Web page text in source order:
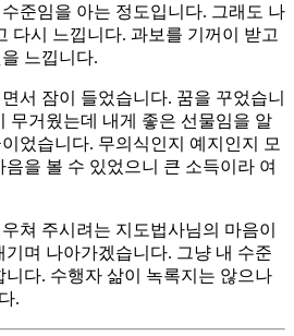
준임을 아는 정도입니다. 그래도 나
다시 느낍니다. 과보를 기꺼이 받고
느낍니다.
서 잠이 들었습니다. 꿈을 꾸었습니
무거웠는데 내게 좋은 선물임을 알
었습니다. 무의식인지 예지인지 모
을 볼 수 있었으니 큰 소득이라 여
쳐 주시려는 지도법사님의 마음이
기며 나아가겠습니다. 그냥 내 수준
다. 수행자 삶이 녹록지는 않으나
.